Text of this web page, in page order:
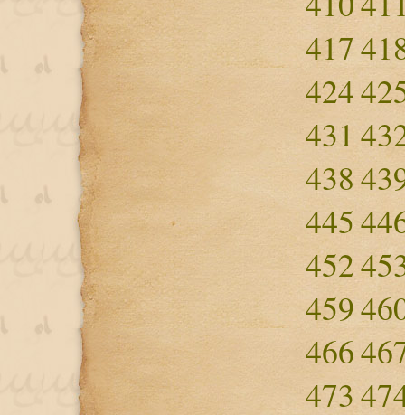
417
424
431
438
445
452
459
466
473